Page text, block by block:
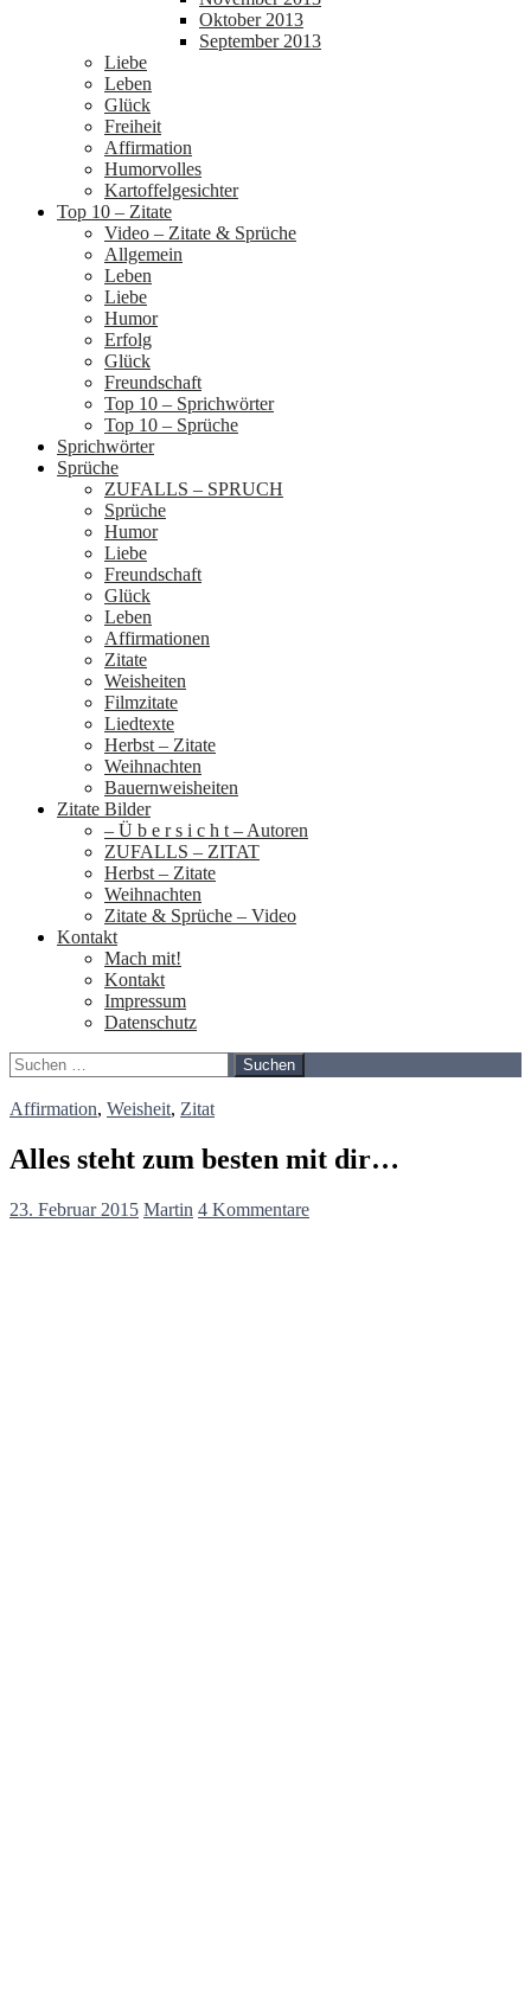
Oktober 2013
September 2013
Liebe
Leben
Glück
Freiheit
Affirmation
Humorvolles
Kartoffelgesichter
Top 10 – Zitate
Video – Zitate & Sprüche
Allgemein
Leben
Liebe
Humor
Erfolg
Glück
Freundschaft
Top 10 – Sprichwörter
Top 10 – Sprüche
Sprichwörter
Sprüche
ZUFALLS – SPRUCH
Sprüche
Humor
Liebe
Freundschaft
Glück
Leben
Affirmationen
Zitate
Weisheiten
Filmzitate
Liedtexte
Herbst – Zitate
Weihnachten
Bauernweisheiten
Zitate Bilder
– Ü b e r s i c h t – Autoren
ZUFALLS – ZITAT
Herbst – Zitate
Weihnachten
Zitate & Sprüche – Video
Kontakt
Mach mit!
Kontakt
Impressum
Datenschutz
Suchen
nach:
Affirmation, Weisheit, Zitat
Alles steht zum besten mit dir…
23. Februar 2015 Martin 4 Kommentare